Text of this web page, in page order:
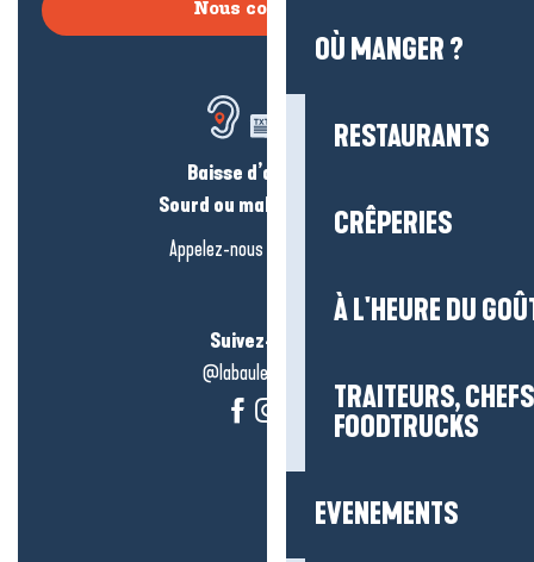
OÙ MANGER ?
RESTAURANTS
CRÊPERIES
À L'HEURE DU
TRAITEURS,
FOODTRUCKS
EVENEMENTS
Nous contacter
Baisse d’audition ?
Sourd ou malentendant ?
Appelez-nous en
Suivez-nous !
@labauleguérande